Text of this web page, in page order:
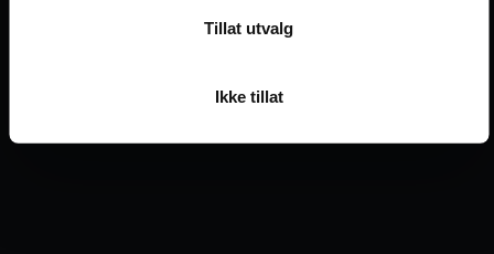
Tillat utvalg
Ikke tillat